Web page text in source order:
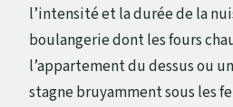
l’intensité et la durée de la
boulangerie dont les fours
l’appartement du dessus ou
stagne bruyamment sous les